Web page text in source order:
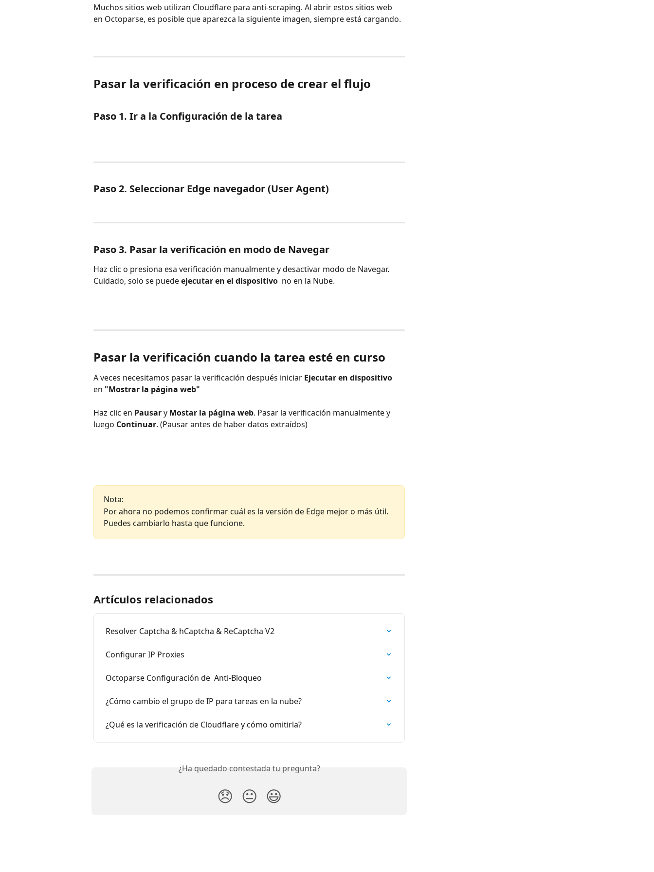
Muchos sitios web utilizan Cloudflare para anti-scraping. Al abrir estos sitios web
en Octoparse, es posible que aparezca la siguiente imagen, siempre está cargando.
Pasar la verificación en proceso de crear el flujo
Paso 1. Ir a la Configuración de la tarea
Paso 2. Seleccionar Edge navegador (User Agent)
Paso 3. Pasar la verificación en modo de Navegar
Haz clic o presiona esa verificación manualmente y desactivar modo de Navegar.
Cuidado, solo se puede ejecutar en el dispositivo
  no en la Nube.
Pasar la verificación cuando la tarea esté en curso
A veces necesitamos pasar la verificación después iniciar Ejecutar en dispositivo
en "Mostrar la página web"
Haz clic en Pausar y Mostar la página web. Pasar la verificación manualmente y
luego Continuar. (Pausar antes de haber datos extraídos)
Nota:
Por ahora no podemos confirmar cuál es la versión de Edge mejor o más útil.
Puedes cambiarlo hasta que funcione.
Artículos relacionados
Resolver Captcha & hCaptcha & ReCaptcha V2
Configurar IP Proxies
Octoparse Configuración de  Anti-Bloqueo
¿Cómo cambio el grupo de IP para tareas en la nube?
¿Qué es la verificación de Cloudflare y cómo omitirla?
¿Ha quedado contestada tu pregunta?
😞 😐 😃